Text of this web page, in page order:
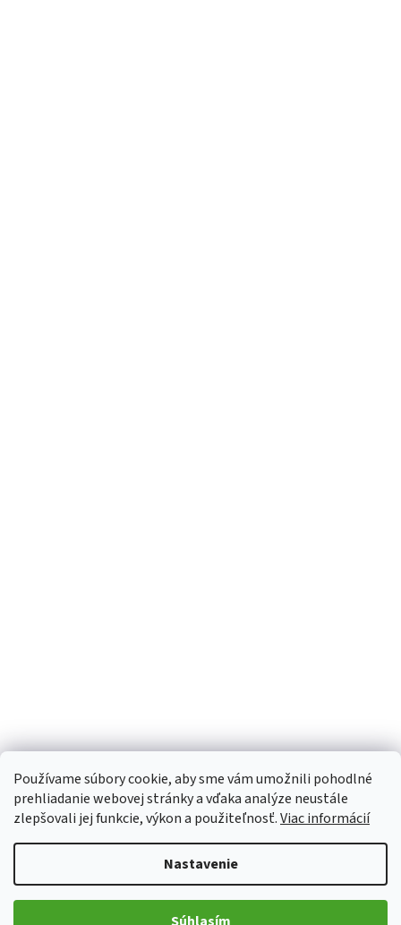
Používame súbory cookie, aby sme vám umožnili pohodlné
prehliadanie webovej stránky a vďaka analýze neustále
zlepšovali jej funkcie, výkon a použiteľnosť.Viac informácií
Nastavenie